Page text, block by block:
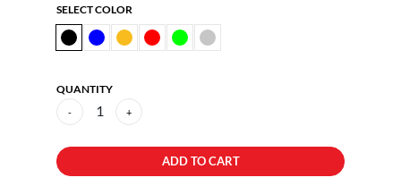
SELECT COLOR
QUANTITY
- 1 +
ADD TO CART